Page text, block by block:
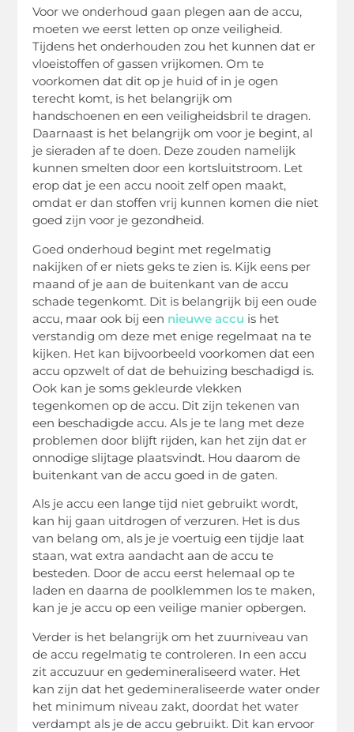
Voor we onderhoud gaan plegen aan de accu,
moeten we eerst letten op onze veiligheid.
Tijdens het onderhouden zou het kunnen dat er
vloeistoffen of gassen vrijkomen. Om te
voorkomen dat dit op je huid of in je ogen
terecht komt, is het belangrijk om
handschoenen en een veiligheidsbril te dragen.
Daarnaast is het belangrijk om voor je begint, al
je sieraden af te doen. Deze zouden namelijk
kunnen smelten door een kortsluitstroom. Let
erop dat je een accu nooit zelf open maakt,
omdat er dan stoffen vrij kunnen komen die niet
goed zijn voor je gezondheid.
Goed onderhoud begint met regelmatig
nakijken of er niets geks te zien is. Kijk eens per
maand of je aan de buitenkant van de accu
schade tegenkomt. Dit is belangrijk bij een oude
accu, maar ook bij een nieuwe accu is het
verstandig om deze met enige regelmaat na te
kijken. Het kan bijvoorbeeld voorkomen dat een
accu opzwelt of dat de behuizing beschadigd is.
Ook kan je soms gekleurde vlekken
tegenkomen op de accu. Dit zijn tekenen van
een beschadigde accu. Als je te lang met deze
problemen door blijft rijden, kan het zijn dat er
onnodige slijtage plaatsvindt. Hou daarom de
buitenkant van de accu goed in de gaten.
Als je accu een lange tijd niet gebruikt wordt,
kan hij gaan uitdrogen of verzuren. Het is dus
van belang om, als je je voertuig een tijdje laat
staan, wat extra aandacht aan de accu te
besteden. Door de accu eerst helemaal op te
laden en daarna de poolklemmen los te maken,
kan je je accu op een veilige manier opbergen.
Verder is het belangrijk om het zuurniveau van
de accu regelmatig te controleren. In een accu
zit accuzuur en gedemineraliseerd water. Het
kan zijn dat het gedemineraliseerde water onder
het minimum niveau zakt, doordat het water
verdampt als je de accu gebruikt. Dit kan ervoor